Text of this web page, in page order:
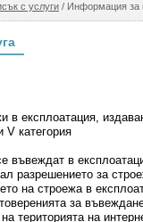
с услуги / Информация за
в експлоатация,
V категория
въвеждат в
разрешението за
на строежа в
за
територията на